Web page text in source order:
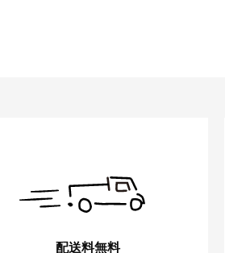
配送料無料